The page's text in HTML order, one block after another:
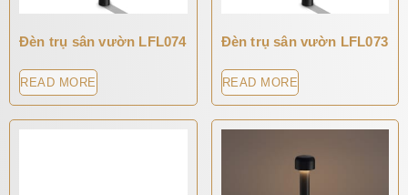
Đèn trụ sân vườn LFL074
READ MORE
Đèn trụ sân vườn LFL073
READ MORE